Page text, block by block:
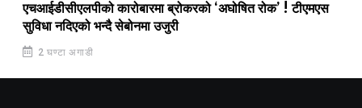
एचआईडीसीएलपीको कारोबारमा ब्रोकरको ‘अघोषित रोक’ ! टीएमएस
सुविधा नदिएको भन्दै सेबोनमा उजुरी
2 घण्टा अगाडी